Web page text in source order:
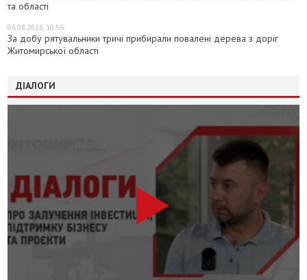
та області
06.08.2026, 10:56
За добу рятувальники тричі прибирали повалені дерева з доріг
Житомирської області
ДІАЛОГИ